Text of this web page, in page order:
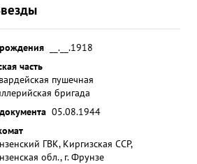
__.__.1918
часть
пушечная
бригада
05.08.1944
ГВК, Киргизская ССР,
обл., г. Фрунзе